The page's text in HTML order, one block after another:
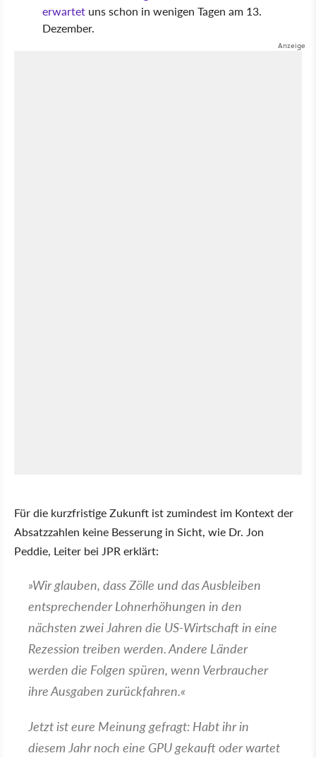
erwartet uns schon in wenigen Tagen am 13.
Dezember.
Für die kurzfristige Zukunft ist zumindest im Kontext der
Absatzzahlen keine Besserung in Sicht, wie Dr. Jon
Peddie, Leiter bei JPR erklärt:
Wir glauben, dass Zölle und das Ausbleiben
entsprechender Lohnerhöhungen in den
nächsten zwei Jahren die US-Wirtschaft in eine
Rezession treiben werden.Andere Länder
werden die Folgen spüren, wenn Verbraucher
ihre Ausgaben zurückfahren.
Jetzt ist eure Meinung gefragt: Habt ihr in
diesem Jahr noch eine GPU gekauft oder wartet